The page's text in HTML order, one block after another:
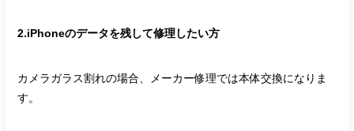
2.iPhoneのデータを残して修理したい方
カメラガラス割れの場合、メーカー修理では本体交換になりま
す。